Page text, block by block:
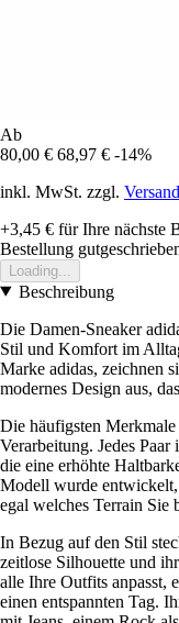
Ab
80,00 € 68,97 € -14%
inkl. MwSt. zzgl.
+3,45 € für Ihre nächste
Bestellung
Loading...
Beschreibung
Die Damen-Sneaker
Stil und Komfort im
Marke adidas, zeichnen
modernes Design aus,
Die häufigsten
Verarbeitung. Jedes
die eine erhöhte
Modell wurde
egal welches Terrain Sie
In Bezug auf den Stil
zeitlose Silhouette und
alle Ihre Outfits anpasst,
einen entspannten Tag.